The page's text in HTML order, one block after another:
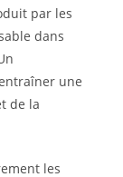
par les
dans
une
de la
les